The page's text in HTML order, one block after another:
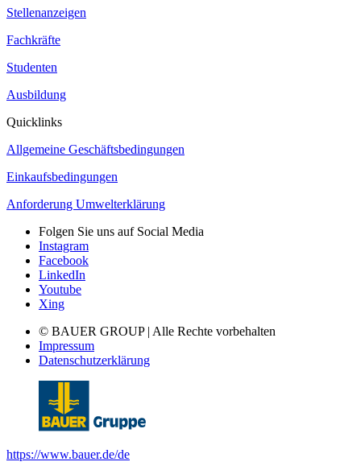
Stellenanzeigen
Fachkräfte
Studenten
Ausbildung
Quicklinks
Allgemeine Geschäftsbedingungen
Einkaufsbedingungen
Anforderung Umwelterklärung
Folgen Sie uns auf Social Media
Instagram
Facebook
LinkedIn
Youtube
Xing
© BAUER GROUP | Alle Rechte vorbehalten
Impressum
Datenschutzerklärung
https://www.bauer.de/de